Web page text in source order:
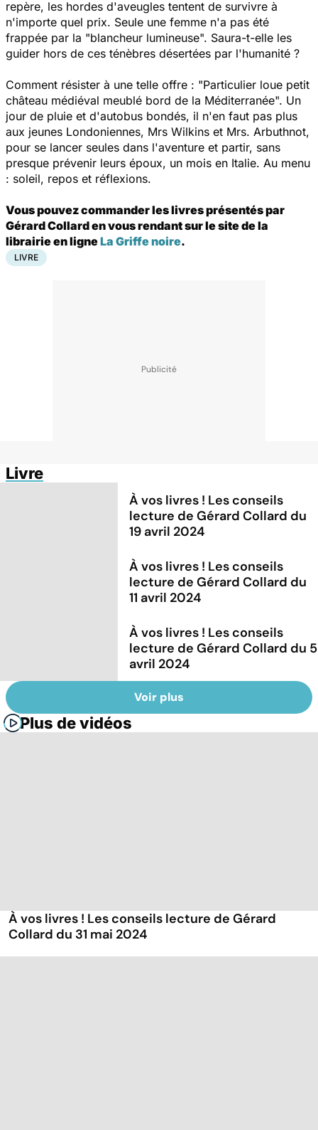
repère, les hordes d'aveugles tentent de survivre à
n'importe quel prix. Seule une femme n'a pas été
frappée par la "blancheur lumineuse". Saura-t-elle les
guider hors de ces ténèbres désertées par l'humanité ?
Comment résister à une telle offre : "Particulier loue petit
château médiéval meublé bord de la Méditerranée". Un
jour de pluie et d'autobus bondés, il n'en faut pas plus
aux jeunes Londoniennes, Mrs Wilkins et Mrs. Arbuthnot,
pour se lancer seules dans l'aventure et partir, sans
presque prévenir leurs époux, un mois en Italie. Au menu
: soleil, repos et réflexions.
Vous pouvez commander les livres présentés par
Gérard Collard en vous rendant sur le site de la
librairie en ligneLa Griffe noire.
LIVRE
Livre
À vos livres ! Les conseils
lecture de Gérard Collard du
19 avril 2024
À vos livres ! Les conseils
lecture de Gérard Collard du
11 avril 2024
À vos livres ! Les conseils
lecture de Gérard Collard du 5
avril 2024
Voir plus
Plus de vidéos
À vos livres ! Les conseils lecture de Gérard
Collard du 31 mai 2024